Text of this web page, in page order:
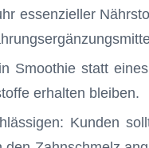
essenzieller
Smoothie statt
erhalten bleiben.
Kunden